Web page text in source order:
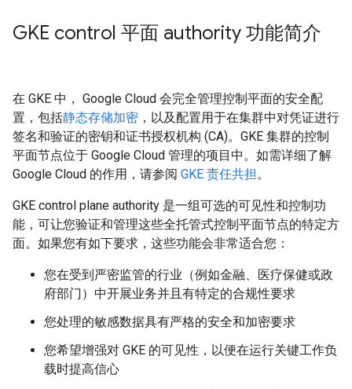
GKE control 平面 authority 功能简介
在 GKE 中， Google Cloud 会完全管理控制平面的安全配
置，包括静态存储加密 ，以及配置用于在集群中对凭证进行
签名和验证的密钥和证书授权机构 (CA)。GKE 集群的控制
平面节点位于 Google Cloud 管理的项目中。如需详细了解
Google Cloud 的作用，请参阅 GKE 责任共担。
GKE control plane authority 是一组可选的可见性和控制功
能，可让您验证和管理这些全托管式控制平面节点的特定方
面。如果您有如下要求，这些功能会非常适合您：
您在受到严密监管的行业（例如金融、医疗保健或政
府部门）中开展业务并且有特定的合规性要求
您处理的敏感数据具有严格的安全和加密要求
您希望增强对 GKE 的可见性，以便在运行关键工作负
载时提高信心